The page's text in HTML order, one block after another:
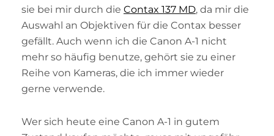
sie bei mir durch die Contax 137 MD, da mir die
Auswahl an Objektiven für die Contax besser
gefällt. Auch wenn ich die Canon A-1 nicht
mehr so häufig benutze, gehört sie zu einer
Reihe von Kameras, die ich immer wieder
gerne verwende.
Wer sich heute eine Canon A-1 in gutem